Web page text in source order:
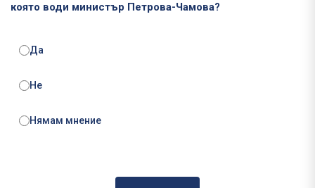
която води министър Петрова-Чамова?
Да
Не
Нямам мнение